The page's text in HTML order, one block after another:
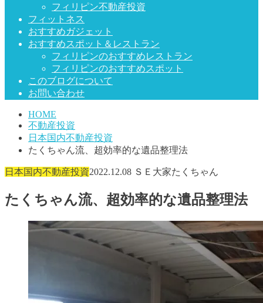
フィリピン不動産投資
フィットネス
おすすめガジェット
おすすめスポット＆レストラン
フィリピンのおすすめレストラン
フィリピンのおすすめスポット
このブログについて
お問い合わせ
HOME
不動産投資
日本国内不動産投資
たくちゃん流、超効率的な遺品整理法
日本国内不動産投資2022.12.08 ＳＥ大家たくちゃん
たくちゃん流、超効率的な遺品整理法